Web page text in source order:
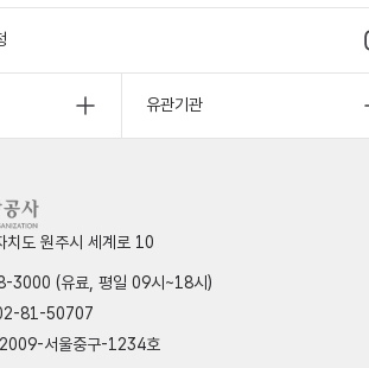
유관기관
도 원주시 세계로 10
3000 (유료, 평일 09시~18시)
81-50707
서울중구-1234호